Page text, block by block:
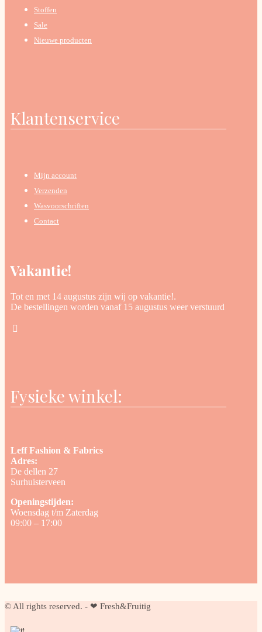
Stoffen
Sale
Nieuwe producten
Klantenservice
Mijn account
Verzenden
Wasvoorschriften
Contact
Vakantie!
Tot en met 14 augustus zijn wij op vakantie!.
De bestellingen worden vanaf 15 augustus weer verstuurd
Fysieke winkel:
Leff Fashion & Fabrics
Adres:
De dellen 27
Surhuisterveen
Openingstijden:
Woensdag t/m Zaterdag
09:00 – 17:00
© All rights reserved. - ❤ Fresh&Fruitig